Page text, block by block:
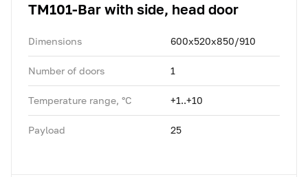
TM101-Bar with side, head door
Dimensions 600x520x850/910
Number of doors 1
Temperature range, °C +1..+10
Payload 25